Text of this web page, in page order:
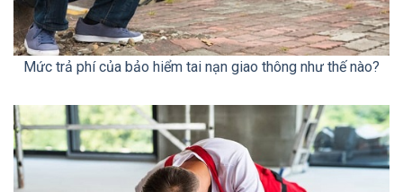
Mức trả phí của bảo hiểm tai nạn giao thông như thế nào?